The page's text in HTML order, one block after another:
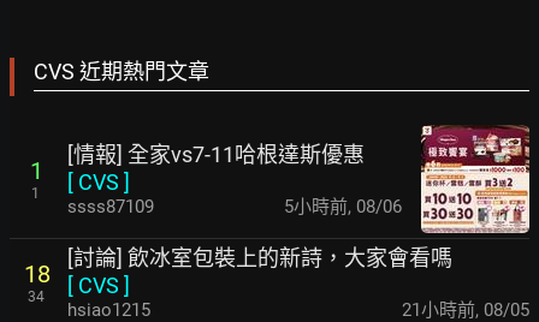
CVS 近期熱門文章
1
1
[情報] 全家vs7-11哈根達斯優惠
[ CVS ]
ssss87109 5小時前, 08/06
18
34
[討論] 飲冰室包裝上的新詩，大家會看嗎
[ CVS ]
hsiao1215 21小時前, 08/05